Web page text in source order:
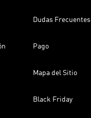
Dudas Frecuentes
Pago
Mapa del Sitio
Black Friday